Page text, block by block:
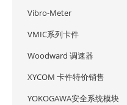
Vibro-Meter
VMIC系列卡件
Woodward 调速器
XYCOM 卡件特价销售
YOKOGAWA安全系统模块